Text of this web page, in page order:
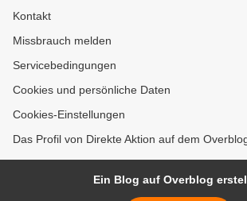
Kontakt
Missbrauch melden
Servicebedingungen
Cookies und persönliche Daten
Cookies-Einstellungen
Das Profil von Direkte Aktion auf dem
Ein Blog auf Overblog